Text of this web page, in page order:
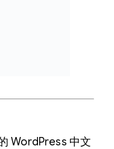
WordPress 中文